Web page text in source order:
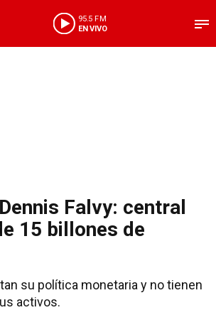
95.5 FM
EN VIVO
Falvy: central
15 billones de
su política monetaria y no tienen
activos.